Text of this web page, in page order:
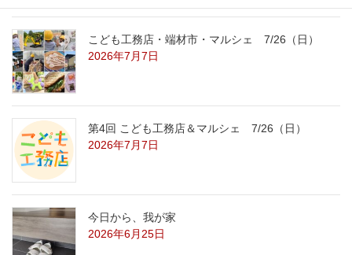
こども工務店・端材市・マルシェ 7/26（日）
2026年7月7日
第4回 こども工務店＆マルシェ 7/26（日）
2026年7月7日
今日から、我が家
2026年6月25日